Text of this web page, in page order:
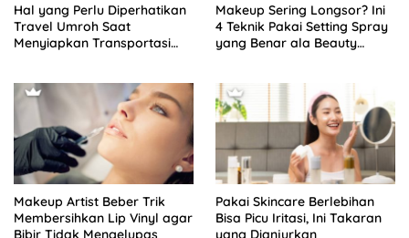
Hal yang Perlu Diperhatikan
Travel Umroh Saat
Menyiapkan Transportasi
Makeup Sering Longsor? Ini
4 Teknik Pakai Setting Spray
yang Benar ala Beauty
Makeup Artist Beber Trik
Membersihkan Lip Vinyl agar
Bibir Tidak Mengelupas
Pakai Skincare Berlebihan
Bisa Picu Iritasi, Ini Takaran
yang Dianjurkan